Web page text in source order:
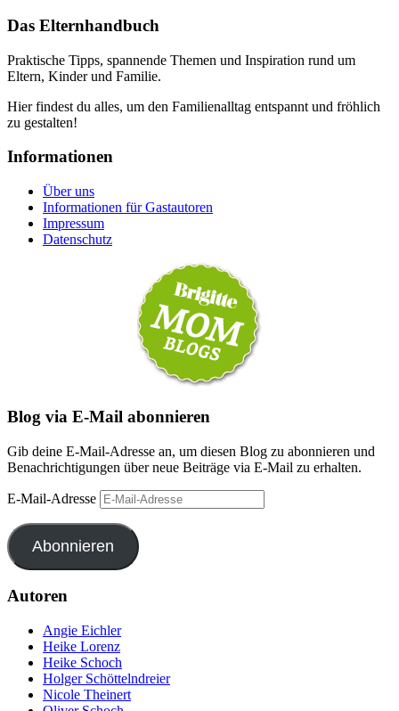
Das Elternhandbuch
Praktische Tipps, spannende Themen und Inspiration rund um
Eltern, Kinder und Familie.
Hier findest du alles, um den Familienalltag entspannt und fröhlich
zu gestalten!
Informationen
Über uns
Informationen für Gastautoren
Impressum
Datenschutz
Blog via E-Mail abonnieren
Gib deine E-Mail-Adresse an, um diesen Blog zu abonnieren und
Benachrichtigungen über neue Beiträge via E-Mail zu erhalten.
E-Mail-Adresse
Abonnieren
Autoren
Angie Eichler
Heike Lorenz
Heike Schoch
Holger Schöttelndreier
Nicole Theinert